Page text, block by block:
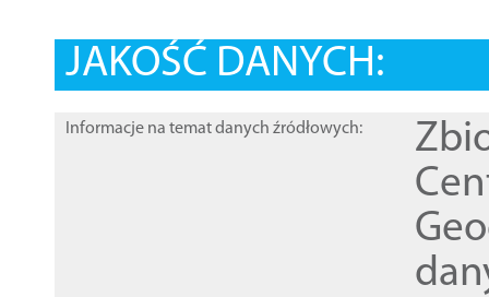
JAKOŚĆ DANYCH:
Informacje na temat danych źródłowych: